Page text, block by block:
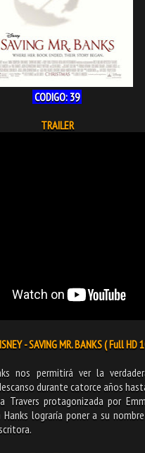
CODIGO: 39
TRAILER
- SAVING MR. BANKS ( Full
nos permitirá ver la
durante catorce años
protagonizada por
lograría poner a su nombre